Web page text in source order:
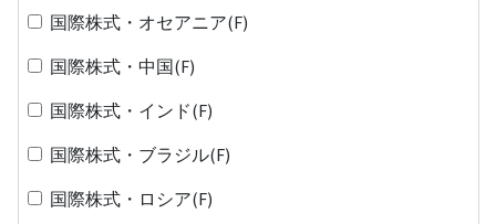
国際株式・オセアニア(F)
国際株式・中国(F)
国際株式・インド(F)
国際株式・ブラジル(F)
国際株式・ロシア(F)